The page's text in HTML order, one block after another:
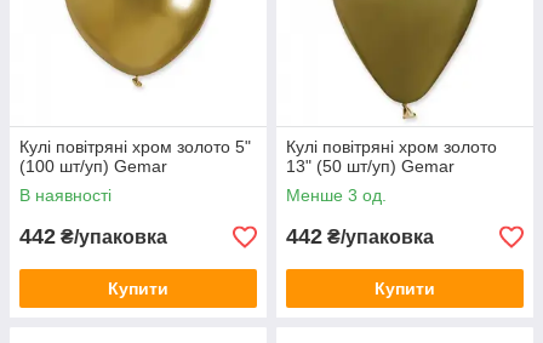
Кулі повітряні хром золото 5"
(100 шт/уп) Gemar
В наявності
442 ₴/упаковка
Купити
Кулі повітряні хром золото
13" (50 шт/уп) Gemar
Менше 3 од.
442 ₴/упаковка
Купити